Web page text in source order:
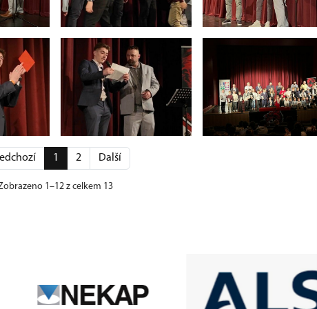
1 2 Další
1–12 z celkem 13